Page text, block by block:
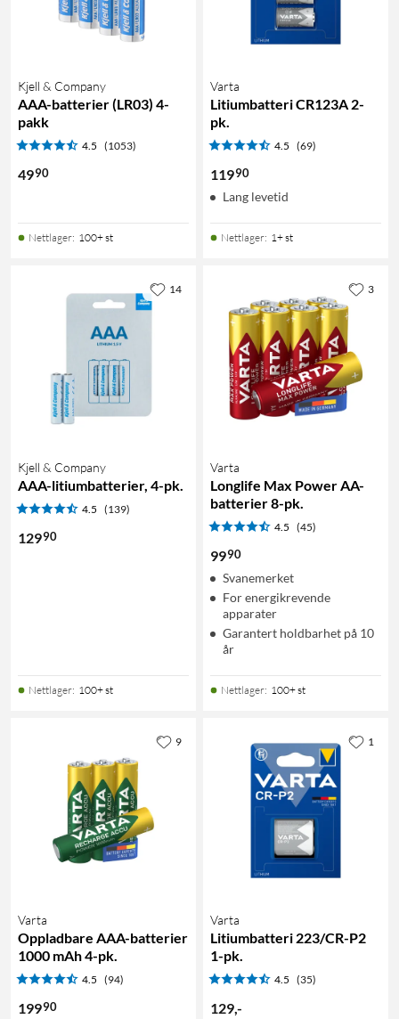
Kjell & Company
AAA-batterier (LR03) 4-
pakk
4.5 (1053)
4990
Nettlager: 100+ st
Varta
Litiumbatteri CR123A 2-
pk.
4.5 (69)
11990
Lang levetid
Nettlager: 1+ st
Kjell & Company
AAA-litiumbatterier, 4-pk.
4.5 (139)
12990
Nettlager: 100+ st
14
Varta
Longlife Max Power AA-
batterier 8-pk.
4.5 (45)
9990
Svanemerket
For energikrevende
apparater
Garantert holdbarhet på 10
år
Nettlager: 100+ st
3
Varta
Oppladbare AAA-batterier
1000 mAh 4-pk.
4.5 (94)
19990
9
Varta
Litiumbatteri 223/CR-P2
1-pk.
4.5 (35)
129,-
1